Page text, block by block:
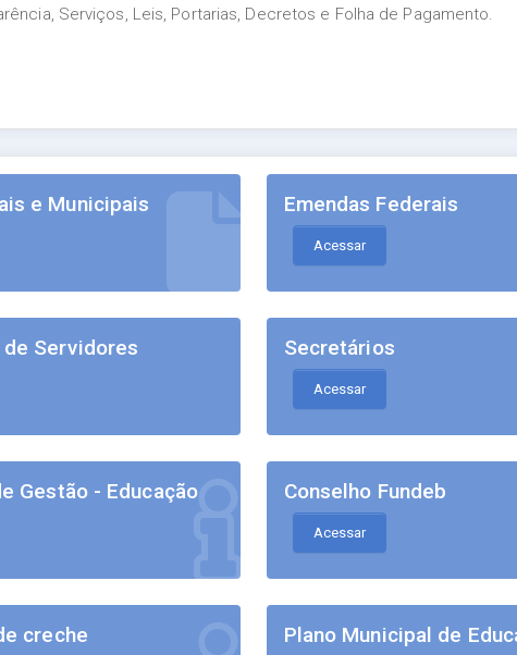
Serviços, Leis, Portarias, Decretos e Folha de Pagamento.
e Municipais Emendas Federais
Acessar
de Servidores Secretários
Acessar
Gestão - Educação Conselho Fundeb
Acessar
creche Plano Municipal de